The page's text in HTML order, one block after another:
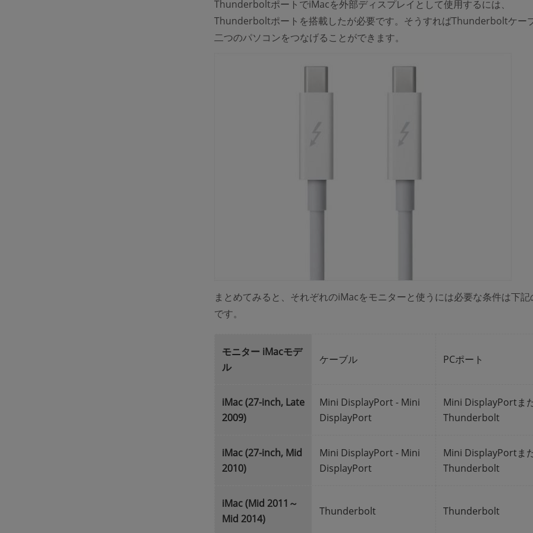
ThunderboltポートでiMacを外部ディスプレイとして使用するには、
Thunderboltポートを搭載したが必要です。そうすればThunderboltケー
二つのパソコンをつなげることができます。
まとめてみると、それぞれのiMacをモニターと使うには必要な条件は下記
です。
モニター iMacモデ
ル
ケーブル PCポート
iMac (27-inch, Late
2009)
Mini DisplayPort - Mini
DisplayPort
Mini DisplayPortま
Thunderbolt
iMac (27-inch, Mid
2010)
Mini DisplayPort - Mini
DisplayPort
Mini DisplayPortま
Thunderbolt
iMac (Mid 2011～
Mid 2014)
Thunderbolt Thunderbolt